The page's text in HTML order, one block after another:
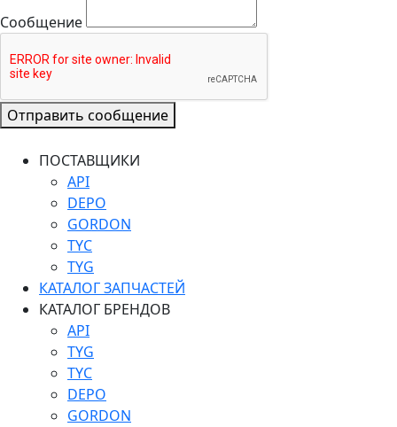
Сообщение
Отправить сообщение
ПОСТАВЩИКИ
API
DEPO
GORDON
TYC
TYG
КАТАЛОГ ЗАПЧАСТЕЙ
КАТАЛОГ БРЕНДОВ
API
TYG
TYC
DEPO
GORDON